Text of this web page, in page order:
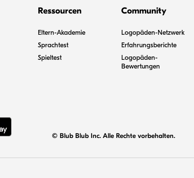
Ressourcen
Eltern-Akademie
Sprachtest
Spieltest
Community
Logopäden-Netzwerk
Erfahrungsberichte
Logopäden-
Bewertungen
© Blub Blub Inc. Alle Rechte vorbehalten.